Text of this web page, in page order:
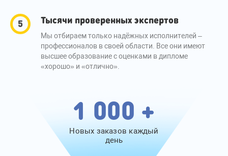
Тысячи проверенных экспертов
Мы отбираем только надёжных исполнителей –
профессионалов в своей области. Все они имеют
высшее образование с оценками в дипломе
«хорошо» и «отлично».
1 000 +
Новых заказов каждый
день